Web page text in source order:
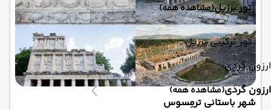
تور برزیل(مشاهده همه)
تور ترکیبی برزیل
ارزون گردی
ارزون گردی(مشاهده همه)
شهر باستانی ترمِسوس